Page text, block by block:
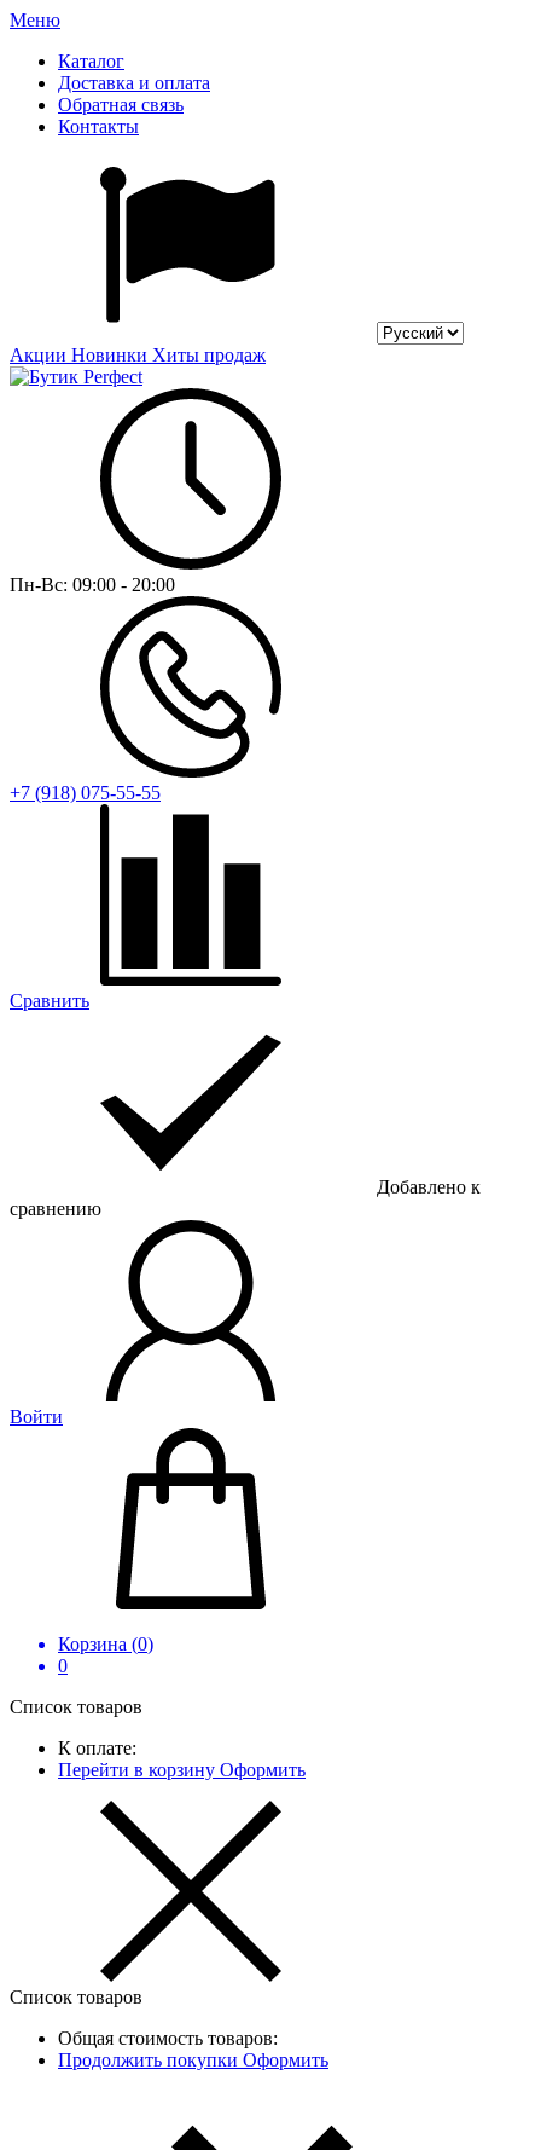
Меню
Каталог
Доставка и оплата
Обратная связь
Контакты
Акции Новинки Хиты продаж
Пн-Вс: 09:00 - 20:00
+7 (918) 075-55-55
Сравнить
Добавлено к
сравнению
Войти
Корзина (0)
0
Список товаров
К оплате:
Перейти в корзину Оформить
Список товаров
Общая стоимость товаров:
Продолжить покупки Оформить